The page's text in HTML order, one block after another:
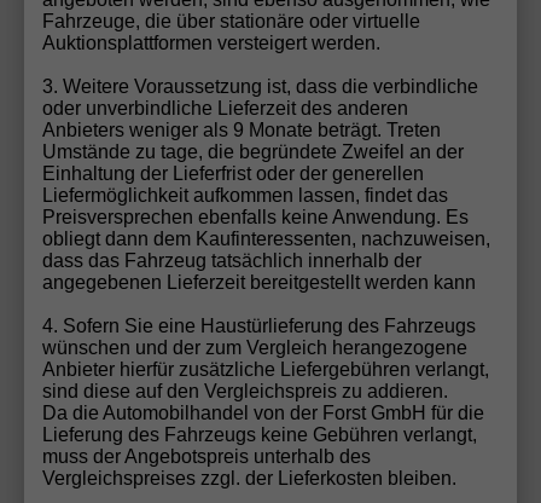
Parksensoren vorn + hinten, Rückfahrkamera,
Sitzheizung, Tempomat, Klimaanlage, Infotainment
8"+Wireless SmartLink, Fußmatten, Mittelarmlehne
UVL: 3,5 - 5 Monate 16.495,– €
incl. 19% MwSt.
ab 128,– € mtl.
5-türig, 1.0 MPI ; 59KW/80PS ; 5-Gang-Schaltgetriebe,
59 kW (80 PS), 999 cm³, 3 Zylinder, Schalt. 5-Gang,
Frontantrieb, Verbrennungsmotor (ICE), Benzin,
Fahrzeuge, die über stationäre oder virtuelle
Auktionsplattformen versteigert werden.
3. Weitere Voraussetzung ist, dass die verbindliche
oder unverbindliche Lieferzeit des anderen
Anbieters weniger als 9 Monate beträgt. Treten
Umstände zu tage, die begründete Zweifel an der
Einhaltung der Lieferfrist oder der generellen
Liefermöglichkeit aufkommen lassen, findet das
Preisversprechen ebenfalls keine Anwendung. Es
obliegt dann dem Kaufinteressenten, nachzuweisen,
dass das Fahrzeug tatsächlich innerhalb der
angegebenen Lieferzeit bereitgestellt werden kann
4. Sofern Sie eine Haustürlieferung des Fahrzeugs
wünschen und der zum Vergleich herangezogene
Anbieter hierfür zusätzliche Liefergebühren verlangt,
sind diese auf den Vergleichspreis zu addieren.
Da die Automobilhandel von der Forst GmbH für die
Lieferung des Fahrzeugs keine Gebühren verlangt,
muss der Angebotspreis unterhalb des
Vergleichspreises zzgl. der Lieferkosten bleiben.